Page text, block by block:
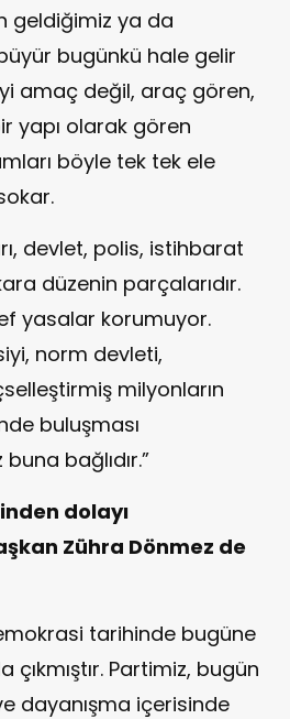
geldiğimiz ya da
bugünkü hale gelir
amaç değil, araç gören,
yapı olarak gören
böyle tek tek ele
devlet, polis, istihbarat
düzenin parçalarıdır.
yasalar korumuyor.
norm devleti,
milyonların
buluşması
bağlıdır.”
dolayı
Zühra Dönmez de
tarihinde bugüne
Partimiz, bugün
dayanışma içerisinde